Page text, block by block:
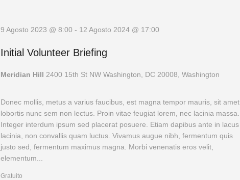
9 Agosto 2023 @ 8:00 - 12 Agosto 2024 @ 17:00
Initial Volunteer Briefing
Meridian Hill 2400 15th St NW Washington, DC 20008, Washington
Donec mollis, metus a varius faucibus, est magna tempor mauris, sit amet
lobortis nunc sem non lectus. Proin vitae feugiat lorem, nec lacinia massa.
Integer interdum ipsum sed placerat posuere. Etiam dapibus ante in lacus
lacinia, non convallis quam luctus. Vivamus augue nibh, fermentum quis
justo sed, fermentum maximus magna. Morbi venenatis eros velit,
elementum...
Gratuito